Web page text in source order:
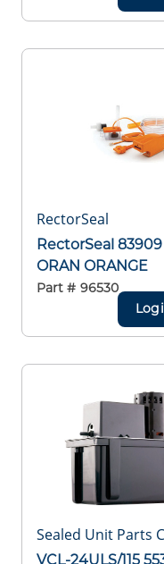
RectorSeal
RectorSeal
ORAN ORANGE
Part # 96530
Sealed Unit Parts
VCL-24ULS/115